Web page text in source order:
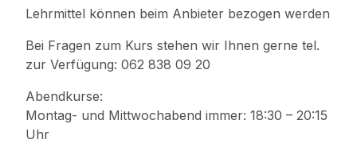
Lehrmittel können beim Anbieter bezogen werden
Bei Fragen zum Kurs stehen wir Ihnen gerne tel.
zur Verfügung: 062 838 09 20
Abendkurse:
Montag- und Mittwochabend immer: 18:30 – 20:15
Uhr